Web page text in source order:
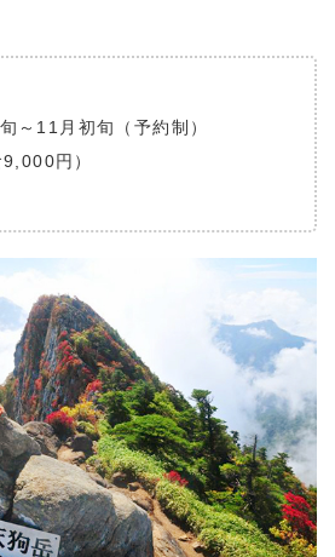
～11月初旬（予約制）
円）